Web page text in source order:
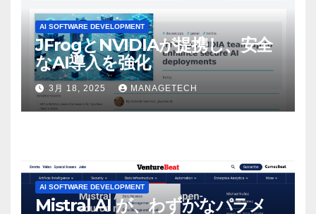
AI SOFTWARE DEVELOPMENT
JFrogとNVIDIAが提携し、安全
なAI導入を強化
3月 18, 2025 MANAGETECH
AI SOFTWARE DEVELOPMENT
Mistral AI が、わずかなパラメ